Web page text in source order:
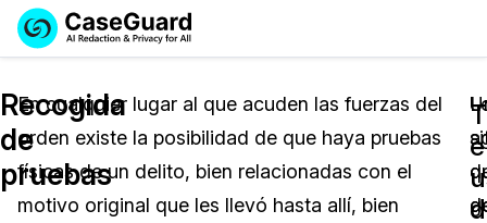
Licencia de CaseGuard Studio
Precios de Redacción a Pedido
Soluciones
Redacción de vídeos
Industrias
Demo
English
Español
Recogida
de
pruebas
En cualquier lugar al que acuden las fuerzas del
orden existe la posibilidad de que haya pruebas
físicas de un delito, bien relacionadas con el
motivo original que les llevó hasta allí, bien